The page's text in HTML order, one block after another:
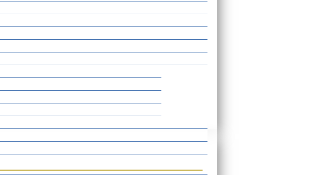
/Service BW /Stichwortverzeichnis